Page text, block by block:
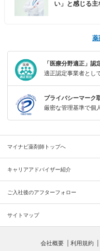
い」と感じる
薬
「医療分野適正」認
適正認定事業者とし
プライバシーマーク
厳密な管理基準で個
マイナビ薬剤師トップへ
キャリアアドバイザー紹介
ご入社後のアフターフォロー
サイトマップ
会社概要 利用規約